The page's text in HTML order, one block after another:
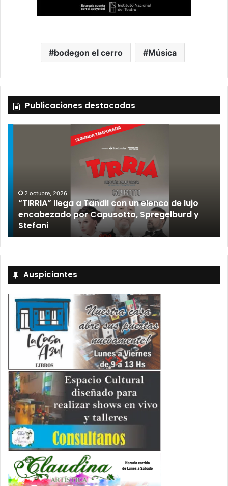
bodegon el cerro Música
Publicaciones destacadas
2 octubre, 2026
“TIRRIA” llega a Tandil con un elenco de lujo
encabezado por Capusotto, Spregelburd y
Stefani
Auspiciantes